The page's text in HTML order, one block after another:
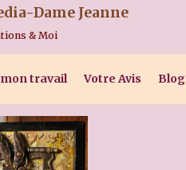
Dame Jeanne
& Moi
travail Votre Avis Blog